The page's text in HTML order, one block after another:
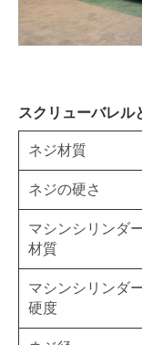
スクリューバレル
ネジ材質
ネジの硬さ
マシンシリンダ
材質
マシンシリンダ
硬度